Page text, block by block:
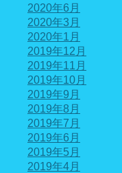
2020年6月
2020年3月
2020年1月
2019年12月
2019年11月
2019年10月
2019年9月
2019年8月
2019年7月
2019年6月
2019年5月
2019年4月